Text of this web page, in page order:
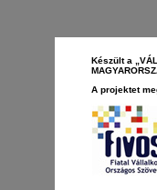
Készült a
A projektet